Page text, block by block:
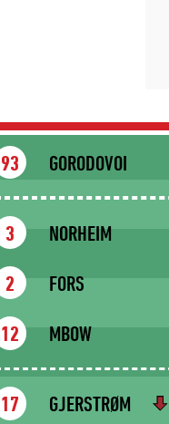
93 GORODOVOI
3 NORHEIM
2 FORS
12 MBOW
17 GJERSTRØM